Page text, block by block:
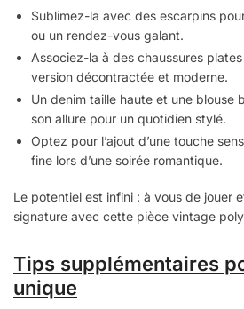
Sublimez-la avec des escarpins
ou un rendez-vous galant.
Associez-la à des chaussures
version décontractée et moderne.
Un denim taille haute et une blouse
son allure pour un quotidien stylé.
Optez pour l’ajout d’une touche
fine lors d’une soirée romantique.
Le potentiel est infini : à vous de jouer
signature avec cette pièce vintage
Tips supplémentaires
unique